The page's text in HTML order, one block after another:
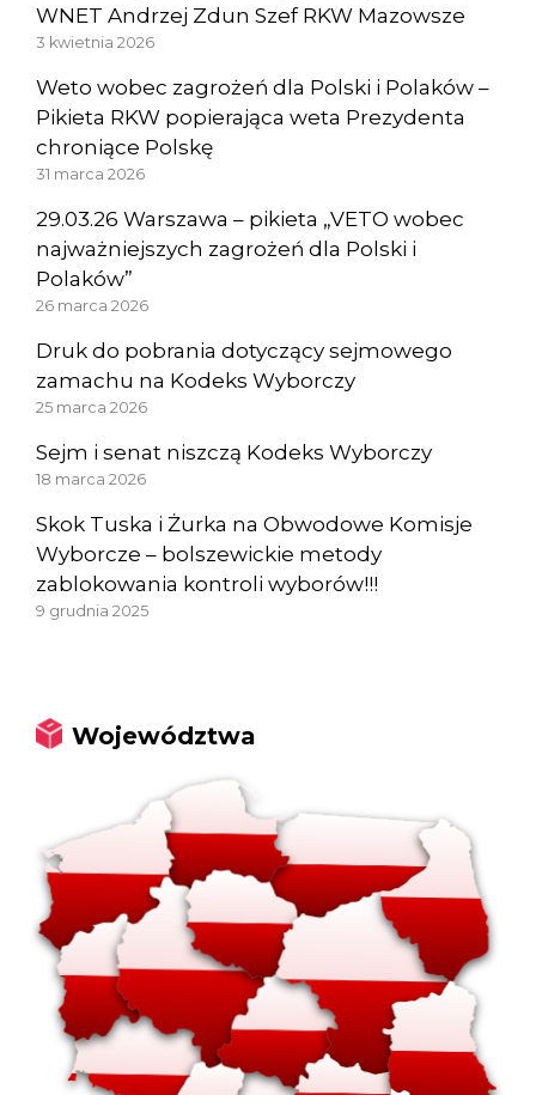
WNET Andrzej Zdun Szef RKW Mazowsze
3 kwietnia 2026
Weto wobec zagrożeń dla Polski i Polaków –
Pikieta RKW popierająca weta Prezydenta
chroniące Polskę
31 marca 2026
29.03.26 Warszawa – pikieta „VETO wobec
najważniejszych zagrożeń dla Polski i
Polaków”
26 marca 2026
Druk do pobrania dotyczący sejmowego
zamachu na Kodeks Wyborczy
25 marca 2026
Sejm i senat niszczą Kodeks Wyborczy
18 marca 2026
Skok Tuska i Żurka na Obwodowe Komisje
Wyborcze – bolszewickie metody
zablokowania kontroli wyborów!!!
9 grudnia 2025
Województwa